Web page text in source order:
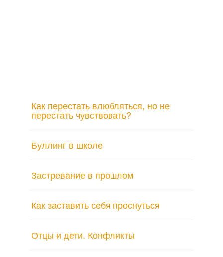
Как перестать влюбляться, но не
перестать чувствовать?
Буллинг в школе
Застревание в прошлом
Как заставить себя проснуться
Отцы и дети. Конфликты